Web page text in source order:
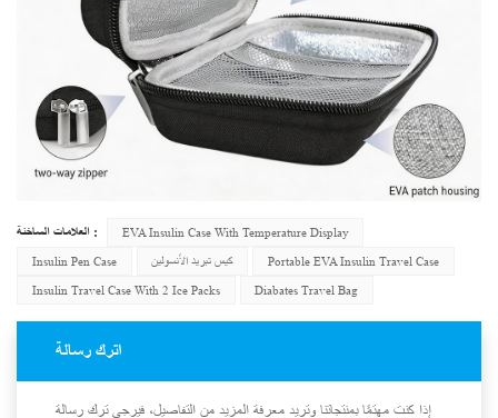
العلامات الساخنة :
EVA Insulin Case With Temperature Display
Insulin Pen Case
كيس تبريد الأنسولين
Portable EVA Insulin Travel Case
Insulin Travel Case With 2 Ice Packs
Diabates Travel Bag
اترك رسالة
إذا كنت مهتمًا بمنتجاتنا وتريد معرفة المزيد من التفاصيل، فيرجى ترك رسالة